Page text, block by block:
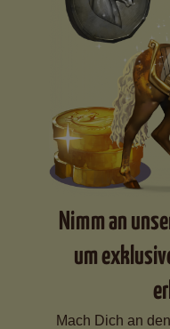
Nimm an
um
Mach Dich an